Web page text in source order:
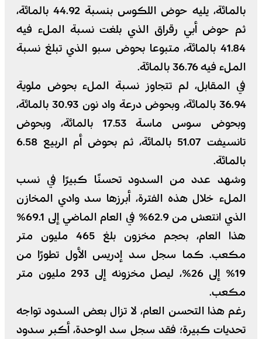
بالمائة، يليه حوض اللكوس بنسبة 44.92 بالمائة،
ثم حوض أبي رقراق الذي بلغت نسبة الملء فيه
41.84 بالمائة، متبوعا بحوض سبو الذي تبلغ نسبة
الملء فيه 36.76 بالمائة.
في المقابل، لم تتجاوز نسبة الملء بحوض ملوية
36.94 بالمائة، وبحوض درعة واد نون 30.93 بالمائة،
وبحوض سوس ماسة 17.53 بالمائة، وبحوض
تانسيفت 51.07 بالمائة، ثم بحوض أم الربيع 6.58
بالمائة.
وشهد عدد من السدود تحسنًا كبيرًا في نسب
الملء خلال هذه الفترة، أبرزها سد وادي المخازن
الذي انتعش من 62.9% في العام الماضي إلى 69.1%
هذا العام، بحجم مخزون بلغ 465 مليون متر
مكعب. كما سجل سد إدريس الأول تطورًا من
19% إلى 26%، ليصل مخزونه إلى 293 مليون متر
مكعب.
رغم هذا التحسن العام، لا تزال بعض السدود تواجه
تحديات كبيرة؛ فقد سجل سد الوحدة، أكبر سدود